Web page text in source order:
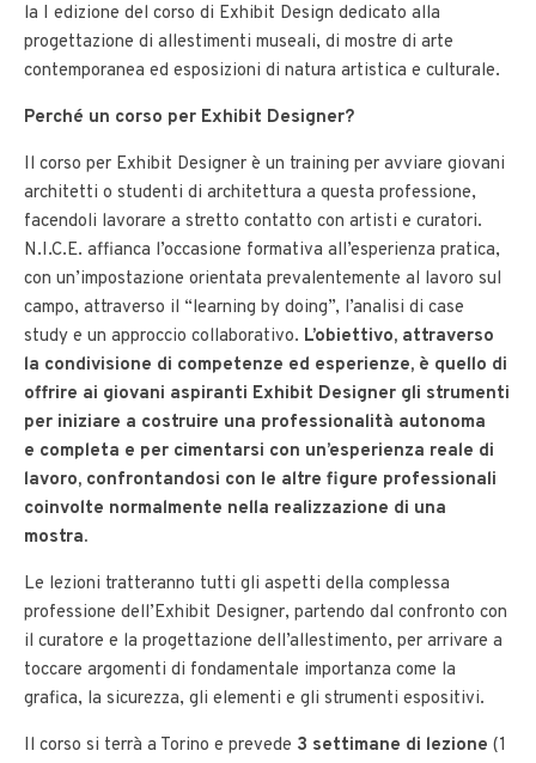
la I edizione del corso di Exhibit Design dedicato alla
progettazione di allestimenti museali, di mostre di arte
contemporanea ed esposizioni di natura artistica e culturale.
Perché un corso per Exhibit Designer?
Il corso per Exhibit Designer è un training per avviare giovani
architetti o studenti di architettura a questa professione,
facendoli lavorare a stretto contatto con artisti e curatori.
N.I.C.E. affianca l’occasione formativa all’esperienza pratica,
con un’impostazione orientata prevalentemente al lavoro sul
campo, attraverso il “learning by doing”, l’analisi di case
study e un approccio collaborativo. L’obiettivo, attraverso
la condivisione di competenze ed esperienze, è quello di
offrire ai giovani aspiranti Exhibit Designer gli strumenti
per iniziare a costruire una professionalità autonoma
e completa e per cimentarsi con un’esperienza reale di
lavoro, confrontandosi con le altre figure professionali
coinvolte normalmente nella realizzazione di una
mostra.
Le lezioni tratteranno tutti gli aspetti della complessa
professione dell’Exhibit Designer, partendo dal confronto con
il curatore e la progettazione dell’allestimento, per arrivare a
toccare argomenti di fondamentale importanza come la
grafica, la sicurezza, gli elementi e gli strumenti espositivi.
Il corso si terrà a Torino e prevede 3 settimane di lezione (1